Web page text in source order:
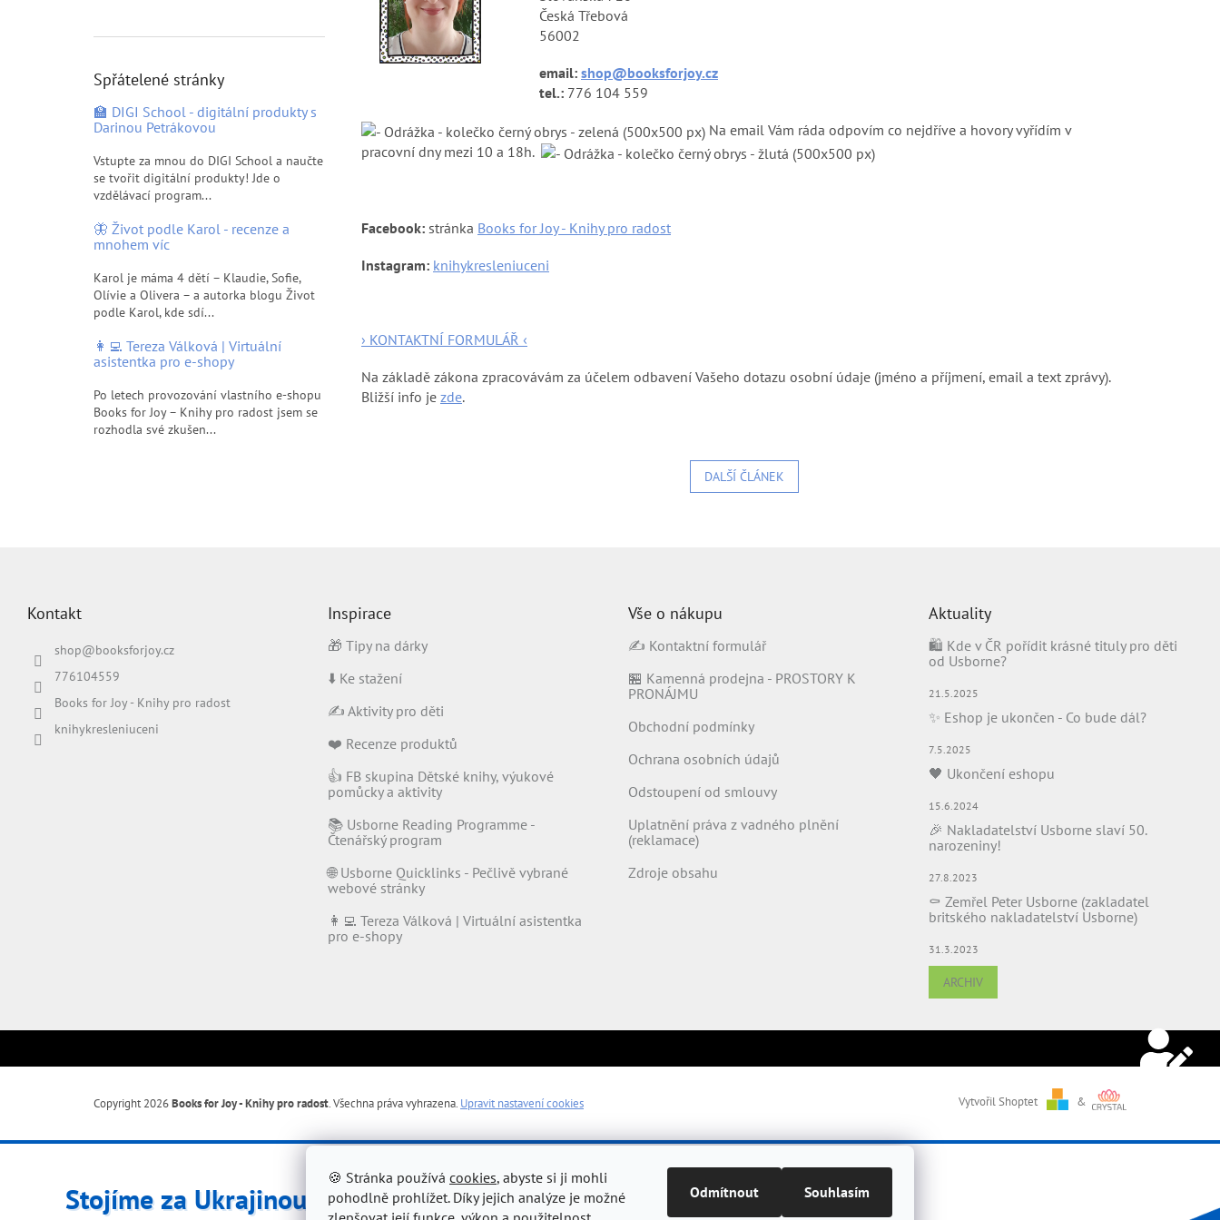
🍪 Stránka používá cookies, abyste si ji mohli
pohodlně prohlížet. Díky jejich analýze je možné
Odmítnout Souhlasím
Spřátelené stránky
🏫 DIGI School - digitální produkty s
Darinou Petrákovou
Vstupte za mnou do DIGI School a naučte
se tvořit digitální produkty! Jde o
vzdělávací program...
🦋 Život podle Karol - recenze a
mnohem víc
Karol je máma 4 dětí – Klaudie, Sofie,
Olívie a Olivera – a autorka blogu Život
podle Karol, kde sdí...
👩‍💻 Tereza Válková | Virtuální
asistentka pro e-shopy
Po letech provozování vlastního e-shopu
Books for Joy – Knihy pro radost jsem se
rozhodla své zkušen...
Česká Třebová
56002
email: shop@booksforjoy.cz
tel.: 776 104 559
Na email Vám ráda odpovím co nejdříve a hovory vyřídím v
pracovní dny mezi 10 a 18h.
Facebook: stránka Books for Joy - Knihy pro radost
Instagram: knihykresleniuceni
› KONTAKTNÍ FORMULÁŘ ‹
Na základě zákona zpracovávám za účelem odbavení Vašeho dotazu osobní údaje (jméno a příjmení, email a text zprávy).
Bližší info je zde.
DALŠÍ ČLÁNEK
Kontakt
shop@booksforjoy.cz
776104559
Books for Joy - Knihy pro radost
knihykresleniuceni
Inspirace
🎁 Tipy na dárky
⬇️ Ke stažení
✍️ Aktivity pro děti
❤️ Recenze produktů
👍 FB skupina Dětské knihy, výukové
pomůcky a aktivity
📚 Usborne Reading Programme -
Čtenářský program
🌐 Usborne Quicklinks - Pečlivě vybrané
webové stránky
👩‍💻 Tereza Válková | Virtuální asistentka
pro e-shopy
Vše o nákupu
✍️ Kontaktní formulář
🏪 Kamenná prodejna - PROSTORY K
PRONÁJMU
Obchodní podmínky
Ochrana osobních údajů
Odstoupení od smlouvy
Uplatnění práva z vadného plnění
(reklamace)
Zdroje obsahu
Aktuality
🛍️ Kde v ČR pořídit krásné tituly pro děti
od Usborne?
21.5.2025
✨ Eshop je ukončen - Co bude dál?
7.5.2025
🖤 Ukončení eshopu
15.6.2024
🎉 Nakladatelství Usborne slaví 50.
narozeniny!
27.8.2023
⚰️ Zemřel Peter Usborne (zakladatel
britského nakladatelství Usborne)
31.3.2023
ARCHIV
Vytvořil Shoptet &
Copyright 2026Books for Joy - Knihy pro radost . Všechna práva vyhrazena. Upravit nastavení cookies
Stojíme za Ukrajinou ❤️